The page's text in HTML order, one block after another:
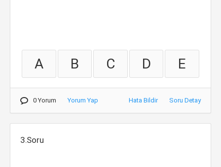
A B C D E
0 Yorum Yorum Yap Hata Bildir Soru Detay
3.Soru